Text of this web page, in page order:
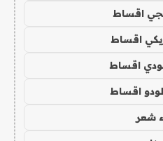
اقساط
اقساط
اقساط
اقساط
شعر